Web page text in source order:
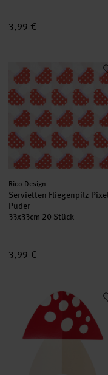
3,99 €
Servietten Fliegenpilz
Hersteller:
Rico Design
Servietten Fliegenpilz Pixel
Puder
33x33cm 20 Stück
3,99 €
Paper Poetry